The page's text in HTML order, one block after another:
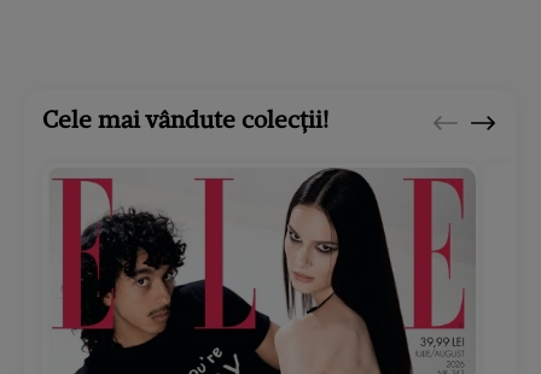
Cele mai vândute colecții!